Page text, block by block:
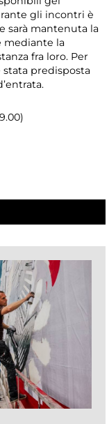
gli incontri è
sarà mantenuta la
mediante la
fra loro. Per
predisposta